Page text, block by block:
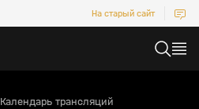
На старый сайт
Календарь трансляций